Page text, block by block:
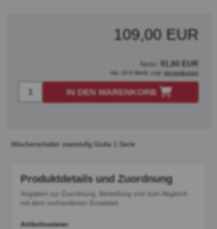
109,00 EUR
Netto: 91,60 EUR
inkl. 19 % MwSt. zzgl. Versandkosten
IN DEN WARENKORB
Wischerschalter zweistufig Giulia 1.Serie
Produktdetails und Zuordnung
Angaben zur Zuordnung, Bestellung und zum Abgleich
mit dem vorhandenen Ersatzteil.
Artikelnummer